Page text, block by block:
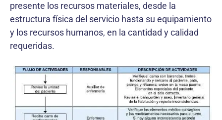
presente los recursos materiales, desde la
estructura física del servicio hasta su equipamiento
y los recursos humanos, en la cantidad y calidad
requeridas.